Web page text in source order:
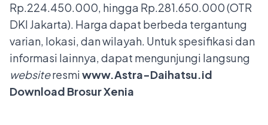
Rp.224.450.000, hingga Rp.281.650.000 (OTR
DKI Jakarta). Harga dapat berbeda tergantung
varian, lokasi, dan wilayah. Untuk spesifikasi dan
informasi lainnya, dapat mengunjungi langsung
websiteresmiwww.Astra-Daihatsu.id
Download Brosur Xenia